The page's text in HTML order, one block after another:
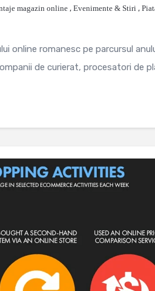
magazin online , Evenimente & Stiri ,
online romanesc pe parcursul
de curierat, procesatori de